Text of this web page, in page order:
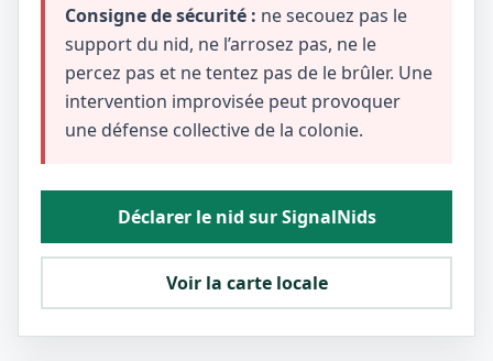
Consigne de sécurité : ne secouez pas le
support du nid, ne l’arrosez pas, ne le
percez pas et ne tentez pas de le brûler. Une
intervention improvisée peut provoquer
une défense collective de la colonie.
Déclarer le nid sur SignalNids
Voir la carte locale